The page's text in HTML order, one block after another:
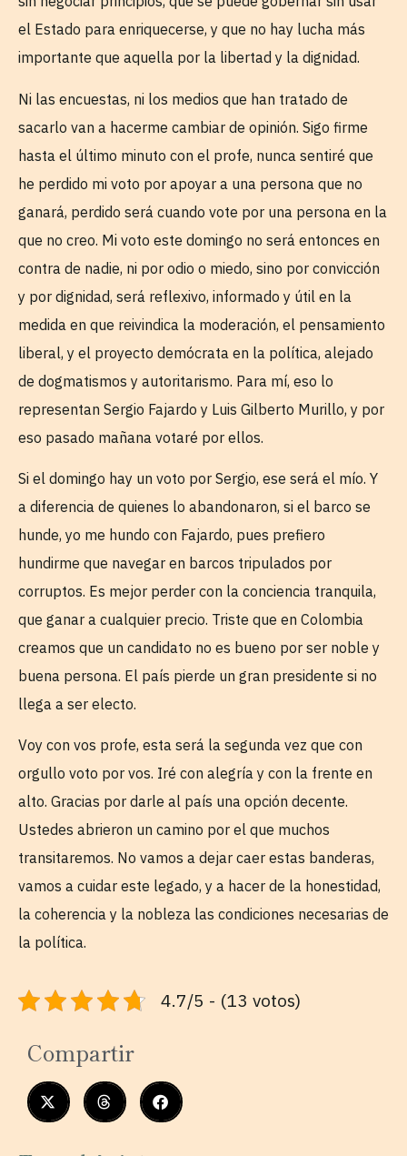
el Estado para enriquecerse, y que no hay lucha más
importante que aquella por la libertad y la dignidad.
Ni las encuestas, ni los medios que han tratado de
sacarlo van a hacerme cambiar de opinión. Sigo firme
hasta el último minuto con el profe, nunca sentiré que
he perdido mi voto por apoyar a una persona que no
ganará, perdido será cuando vote por una persona en la
que no creo. Mi voto este domingo no será entonces en
contra de nadie, ni por odio o miedo, sino por convicción
y por dignidad, será reflexivo, informado y útil en la
medida en que reivindica la moderación, el pensamiento
liberal, y el proyecto demócrata en la política, alejado
de dogmatismos y autoritarismo. Para mí, eso lo
representan Sergio Fajardo y Luis Gilberto Murillo, y por
eso pasado mañana votaré por ellos.
Si el domingo hay un voto por Sergio, ese será el mío. Y
a diferencia de quienes lo abandonaron, si el barco se
hunde, yo me hundo con Fajardo, pues prefiero
hundirme que navegar en barcos tripulados por
corruptos. Es mejor perder con la conciencia tranquila,
que ganar a cualquier precio. Triste que en Colombia
creamos que un candidato no es bueno por ser noble y
buena persona. El país pierde un gran presidente si no
llega a ser electo.
Voy con vos profe, esta será la segunda vez que con
orgullo voto por vos. Iré con alegría y con la frente en
alto. Gracias por darle al país una opción decente.
Ustedes abrieron un camino por el que muchos
transitaremos. No vamos a dejar caer estas banderas,
vamos a cuidar este legado, y a hacer de la honestidad,
la coherencia y la nobleza las condiciones necesarias de
la política.
4.7/5 - (13 votos)
Compartir